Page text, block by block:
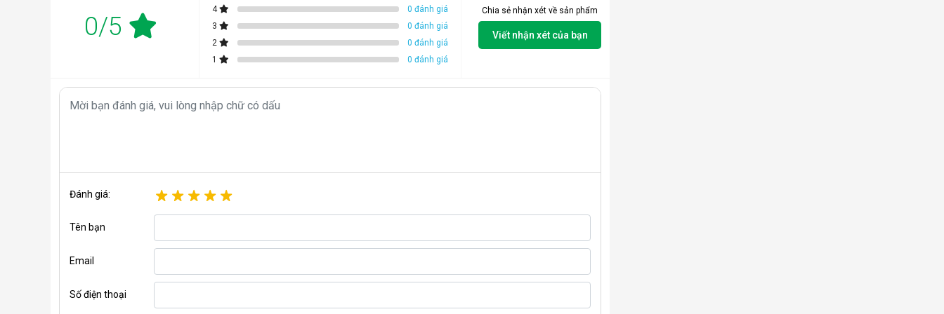
0/5
4
0 đánh giá
3
0 đánh giá
2
0 đánh giá
1
0 đánh giá
Chia sẻ nhận xét về sản phẩm
Viết nhận xét của bạn
Đánh giá:
Tên bạn
Email
Số điện thoại